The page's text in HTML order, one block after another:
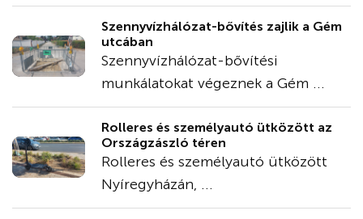
Szennyvízhálózat-bővítés zajlik a Gém
utcában
Szennyvízhálózat-bővítési
munkálatokat végeznek a Gém ...
Rolleres és személyautó ütközött az
Országzászló téren
Rolleres és személyautó ütközött
Nyíregyházán, ...